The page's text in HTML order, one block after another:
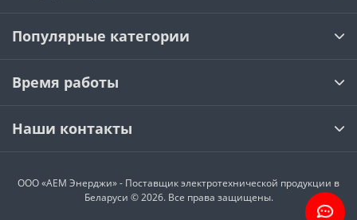
Популярные категории
Время работы
Наши контакты
ООО «АЕМ Энерджи» - Поставщик электротехнической продукции в
Беларуси © 2026. Все права защищены.